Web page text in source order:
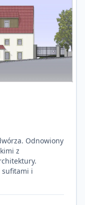
Odnowiony
z
sufitami i